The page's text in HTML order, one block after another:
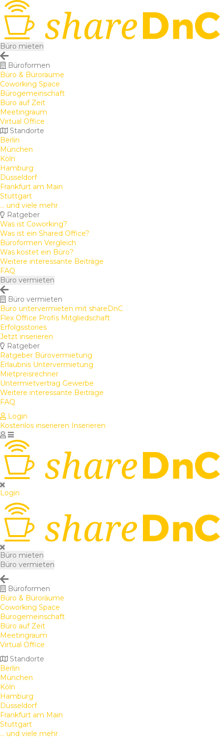
Büro mieten
Büroformen
Büro & Büroräume
Coworking Space
Bürogemeinschaft
Büro auf Zeit
Meetingraum
Virtual Office
Standorte
Berlin
München
Köln
Hamburg
Düsseldorf
Frankfurt am Main
Stuttgart
... und viele mehr
Ratgeber
Was ist Coworking?
Was ist ein Shared Office?
Büroformen Vergleich
Was kostet ein Büro?
Weitere interessante Beiträge
FAQ
Büro vermieten
Büro vermieten
Büro untervermieten mit shareDnC
Flex Office Profis Mitgliedschaft
Erfolgsstories
Jetzt inserieren
Ratgeber
Ratgeber Bürovermietung
Erlaubnis Untervermietung
Mietpreisrechner
Untermietvertrag Gewerbe
Weitere interessante Beiträge
FAQ
Login
Kostenlos inserieren Inserieren
Login
Büro mieten
Büro vermieten
Büroformen
Büro & Büroräume
Coworking Space
Bürogemeinschaft
Büro auf Zeit
Meetingraum
Virtual Office
Standorte
Berlin
München
Köln
Hamburg
Düsseldorf
Frankfurt am Main
Stuttgart
... und viele mehr